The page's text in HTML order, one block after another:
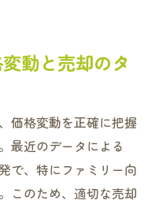
が売却率を左右す
定の基準
の調整
の関係性
動と売却のタ
価格変動を正確に把握
最近のデータによる
で、特にファミリー向
このため、適切な売却